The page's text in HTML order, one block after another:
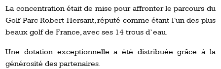
La concentration était de mise pour affronter le parcours du
Golf Parc Robert Hersant, réputé comme étant l’un des plus
beaux golf de France, avec ses 14 trous d’ eau.
Une dotation exceptionnelle a été distribuée grâce à la
générosité des partenaires.